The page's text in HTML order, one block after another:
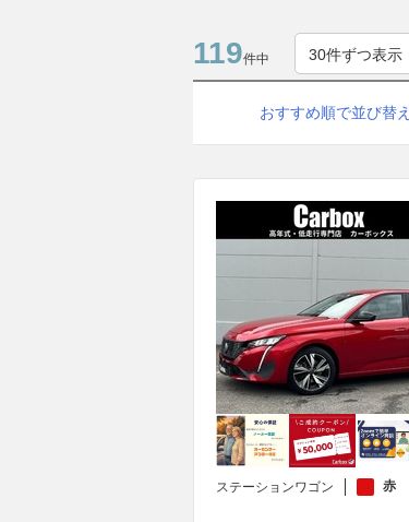
119件中
おすすめ順で並び替
ステーションワゴン 赤